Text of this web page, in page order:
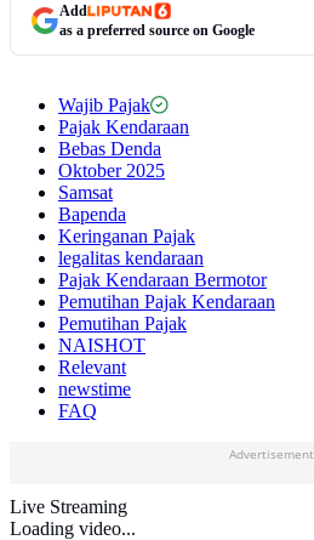
Add
as a preferred source on Google
Wajib Pajak
Pajak Kendaraan
Bebas Denda
Oktober 2025
Samsat
Bapenda
Keringanan Pajak
legalitas kendaraan
Pajak Kendaraan Bermotor
Pemutihan Pajak Kendaraan
Pemutihan Pajak
NAISHOT
Relevant
newstime
FAQ
Advertisement
Live Streaming
Loading video...